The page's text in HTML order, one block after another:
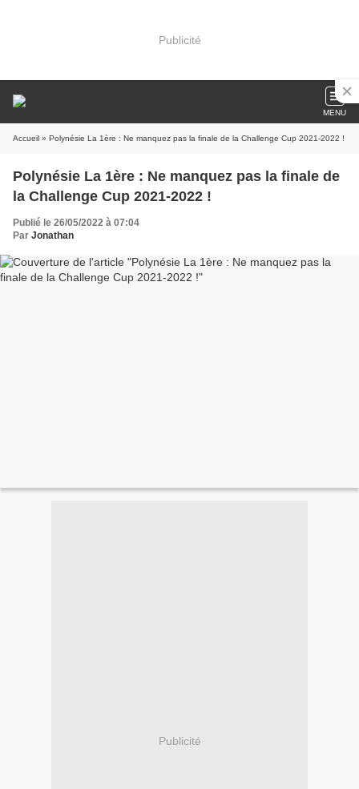
Publicité
MENU
Accueil » Polynésie La 1ère : Ne manquez pas la finale de la Challenge Cup 2021-2022 !
Polynésie La 1ère : Ne manquez pas la finale de
la Challenge Cup 2021-2022 !
Publié le 26/05/2022 à 07:04
Par Jonathan
Publicité